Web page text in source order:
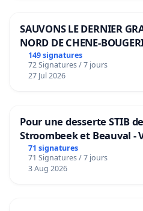
SAUVONS LE DERNIER
NORD DE CHENE-
149 signatures
72 Signatures / 7 jours
27 Jul 2026
Pour une desserte STIB
Stroombeek et Beauval -
bediening van de wijken
Voor
71 signatures
71 Signatures / 7 jours
3 Aug 2026